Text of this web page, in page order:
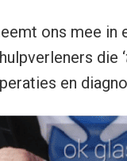
ons mee in
die ‘
en